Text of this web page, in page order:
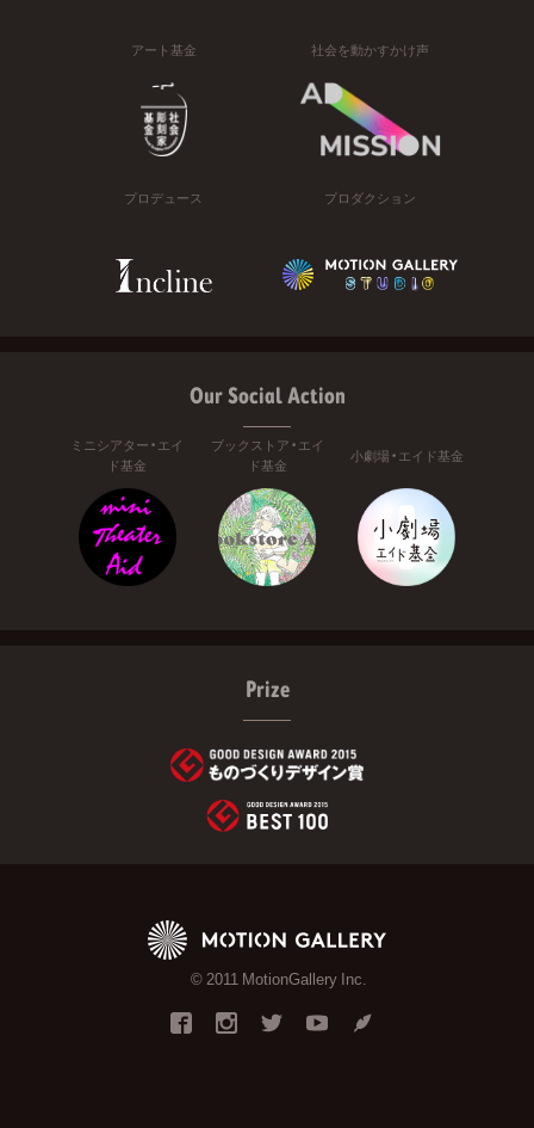
アート基金 社会を動かすかけ声
プロデュース プロダクション
Our Social Action
ミニシアター・エイ
ド基金
ブックストア・エイ
ド基金
小劇場・エイド基金
Prize
© 2011 MotionGallery Inc.